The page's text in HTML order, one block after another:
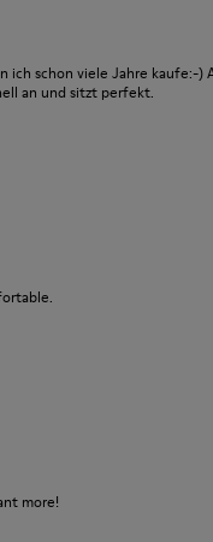
ich schon viele Jahre kaufe:-)
an und sitzt perfekt.
more!